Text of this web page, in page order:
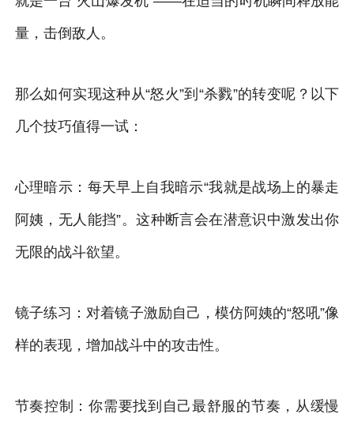
量，击倒敌人。
那么如何实现这种从“怒火”到“杀戮”的转变呢？以下
几个技巧值得一试：
心理暗示：每天早上自我暗示“我就是战场上的暴走
阿姨，无人能挡”。这种断言会在潜意识中激发出你
无限的战斗欲望。
镜子练习：对着镜子激励自己，模仿阿姨的“怒吼”像
样的表现，增加战斗中的攻击性。
节奏控制：你需要找到自己最舒服的节奏，从缓慢